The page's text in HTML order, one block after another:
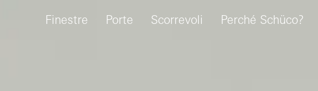
Finestre Porte Scorrevoli Perché Schüco?